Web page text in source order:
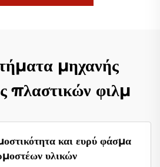
μηχανής
πλαστικών φιλμ
και ευρύ φάσμα
υλικών